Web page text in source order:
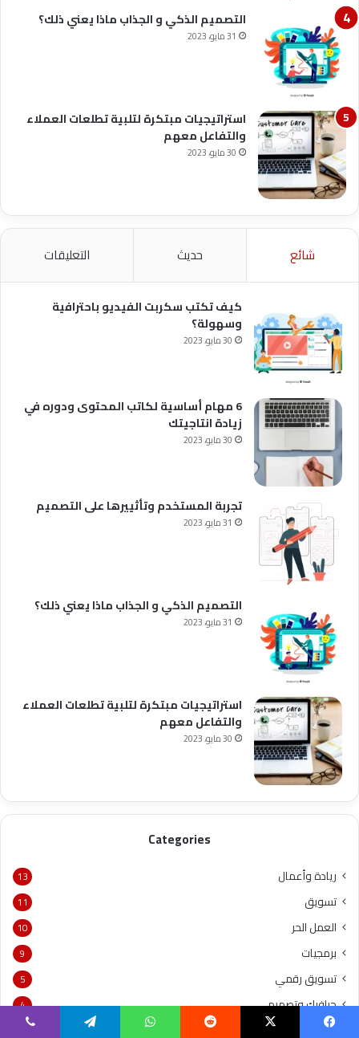
التصميم الذكي و الجذاب ماذا يعني ذلك؟
31 مايو، 2023
استراتيجيات مبتكرة لتلبية تطلعات العملاء
والتفاعل معهم
30 مايو، 2023
شائع حديث التعليقات
كيف تكتب سكربت الفيديو باحترافية
وسهولة؟
30 مايو، 2023
6 مهام أساسية لكاتب المحتوى ودوره في
زيادة انتاجيتك
30 مايو، 2023
تجربة المستخدم وتأثييرها على التصميم
31 مايو، 2023
التصميم الذكي و الجذاب ماذا يعني ذلك؟
31 مايو، 2023
استراتيجيات مبتكرة لتلبية تطلعات العملاء
والتفاعل معهم
30 مايو، 2023
Categories
ريادة وأعمال 13
تسويق 11
العمل الحر 10
برمجيات 9
تسويق رقمي 5
جرافيك وتصميم 4
موضوعات